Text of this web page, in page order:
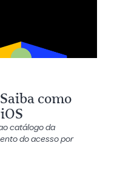
como
catálogo da
do acesso por